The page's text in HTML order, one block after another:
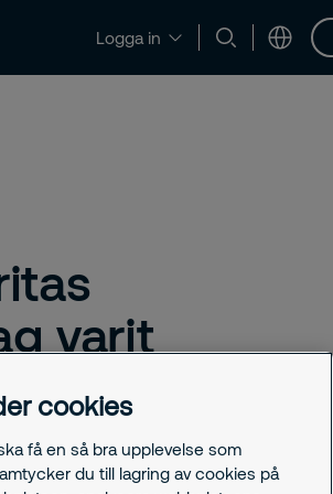
Logga in
Kontakt och support Karriär
varit
studerade då
cookies
få en så bra upplevelse som
du till lagring av cookies på